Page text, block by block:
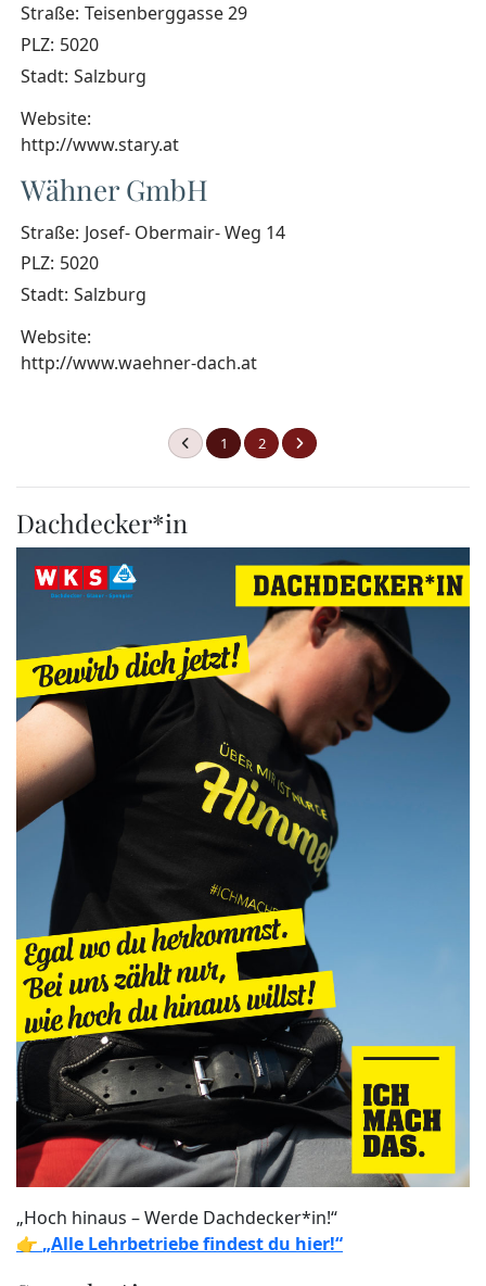
Straße: Teisenberggasse 29
PLZ: 5020
Stadt: Salzburg
Website:
http://www.stary.at
Wähner GmbH
Straße: Josef- Obermair- Weg 14
PLZ: 5020
Stadt: Salzburg
Website:
http://www.waehner-dach.at
1 2
Dachdecker*in
„Hoch hinaus – Werde Dachdecker*in!“
👉 „Alle Lehrbetriebe findest du hier!“